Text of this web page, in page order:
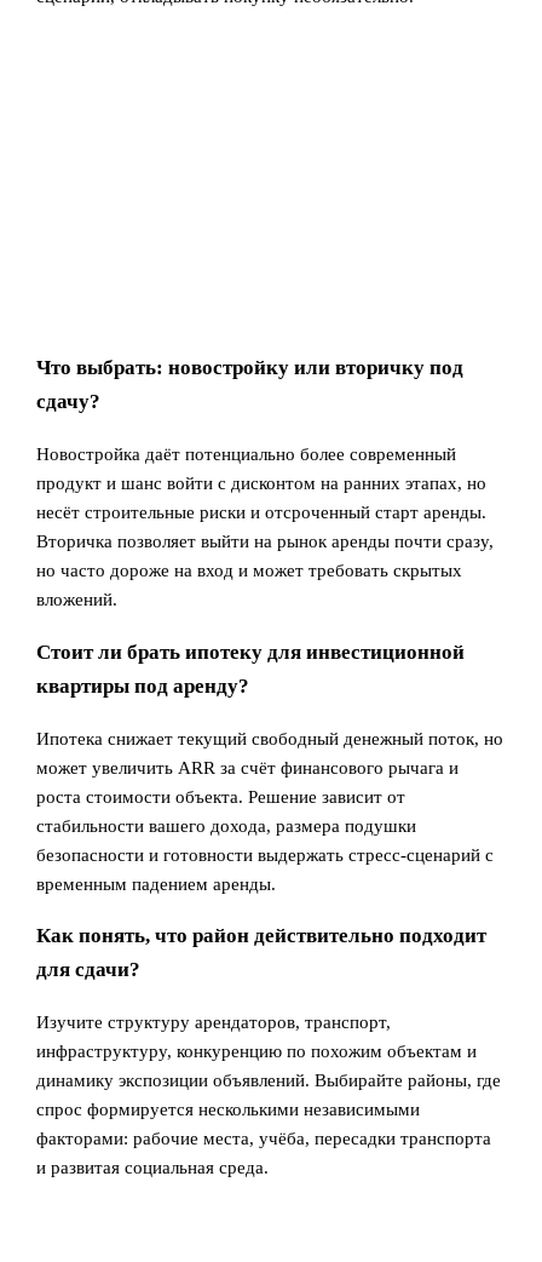
Что выбрать: новостройку или вторичку под
сдачу?
Новостройка даёт потенциально более современный
продукт и шанс войти с дисконтом на ранних этапах, но
несёт строительные риски и отсроченный старт аренды.
Вторичка позволяет выйти на рынок аренды почти сразу,
но часто дороже на вход и может требовать скрытых
вложений.
Стоит ли брать ипотеку для инвестиционной
квартиры под аренду?
Ипотека снижает текущий свободный денежный поток, но
может увеличить ARR за счёт финансового рычага и
роста стоимости объекта. Решение зависит от
стабильности вашего дохода, размера подушки
безопасности и готовности выдержать стресс‑сценарий с
временным падением аренды.
Как понять, что район действительно подходит
для сдачи?
Изучите структуру арендаторов, транспорт,
инфраструктуру, конкуренцию по похожим объектам и
динамику экспозиции объявлений. Выбирайте районы, где
спрос формируется несколькими независимыми
факторами: рабочие места, учёба, пересадки транспорта
и развитая социальная среда.